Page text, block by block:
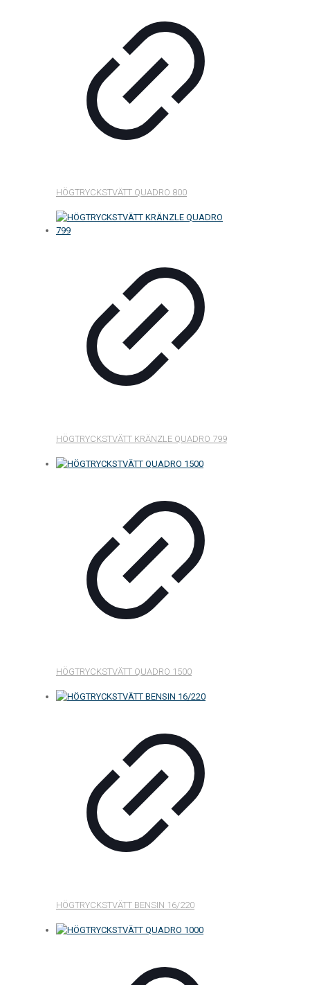
HÖGTRYCKSTVÄTT QUADRO 800
HÖGTRYCKSTVÄTT KRÄNZLE QUADRO 799
HÖGTRYCKSTVÄTT QUADRO 1500
HÖGTRYCKSTVÄTT BENSIN 16/220